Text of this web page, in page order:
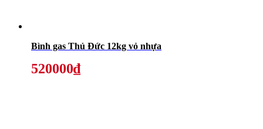
Bình gas Thủ Đức 12kg vỏ nhựa
520000₫